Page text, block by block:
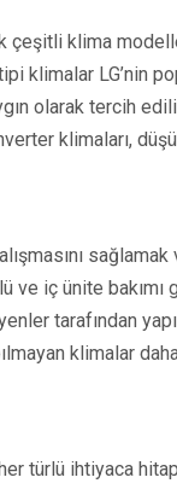
çeşitli klima
klimalar LG’nin
olarak tercih
klimaları,
iç ünite bakımı
tarafından
klimalar
türlü ihtiyaca